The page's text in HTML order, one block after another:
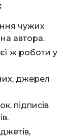
чужих
автора.
ж роботи у
джерел
підписів